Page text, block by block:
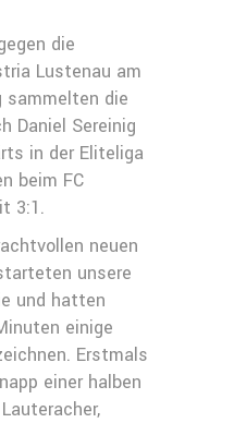
die
Lustenau am
sammelten die
Daniel Sereinig
in der Eliteliga
beim FC
3:1.
neuen
unsere
und hatten
einige
Erstmals
einer halben